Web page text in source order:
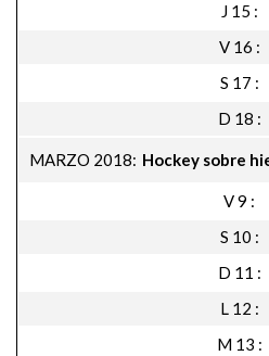
J 15
V 16
S 17
D 18
MARZO 2018 Hockey sobre
V 9
S 10
D 11
L 12
M 13